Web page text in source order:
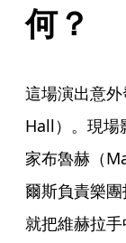
何？
這場演出意
Hall）。現場
家布魯赫（
爾斯負責樂
就把維赫拉